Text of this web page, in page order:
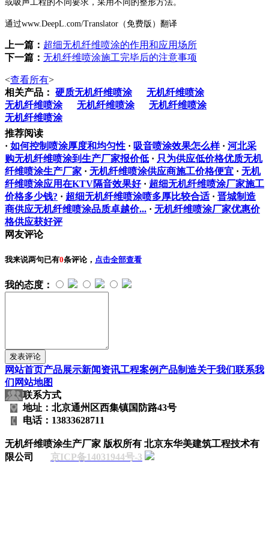
或吸声工程的不同要求，采用不同的整形方法。
通过www.DeepL.com/Translator（免费版）翻译
上一篇： 超细无机纤维喷涂的作用和应用场所
下一篇： 无机纤维喷涂施工完毕后的注意事项
<查看所有>
相关产品： 硬质无机纤维喷涂
无机纤维喷涂
无机纤维喷涂
无机纤维喷涂
无机纤维喷涂
无机纤维喷涂
推荐阅读
· 如何控制喷涂厚度和均匀性 · 吸音喷涂效果怎么样 · 河北采
购无机纤维喷涂到生产厂家报价低 · 只为供应低价格优质无机
纤维喷涂生产厂家 · 无机纤维喷涂供应商施工价格便宜 · 无机
纤维喷涂应用在KTV隔音效果好 · 超细无机纤维喷涂厂家施工
价格多少钱? · 超细无机纤维喷涂喷多厚比较合适 · 晋城制造
商供应无机纤维喷涂品质卓越价... · 无机纤维喷涂厂家优惠价
格供应获好评
网友评论
我来说两句已有0条评论， 点击全部查看
我的态度：
网站首页产品展示新闻资讯工程案例 产品制造关于我们联系我
们 网站地图
联系方式
地址：北京通州区西集镇国防路43号
电话：13833628711
无机纤维喷涂生产厂家 版权所有 北京东华美建筑工程技术有
限公司 京ICP备14031944号-3